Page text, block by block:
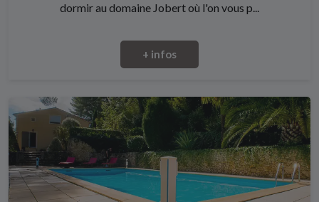
dormir au domaine Jobert où l'on vous p...
+ infos